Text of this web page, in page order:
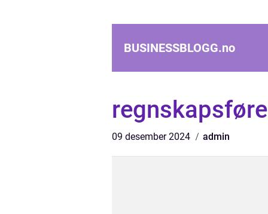
BUSINESSBLOGG.no
09 desember 2024 admin